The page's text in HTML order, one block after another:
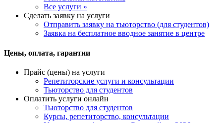
Все услуги »
Сделать заявку на услуги
Отправить заявку на тьюторство (для студентов)
Заявка на бесплатное вводное занятие в центре
Цены, оплата, гарантии
Прайс (цены) на услуги
Репетиторские услуги и консультации
Тьюторство для студентов
Оплатить услуги онлайн
Тьюторство для студентов
Курсы, репетиторство, консультации